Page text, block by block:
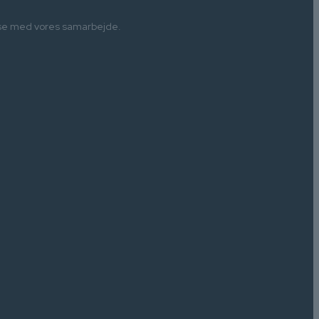
med vores samarbejde.